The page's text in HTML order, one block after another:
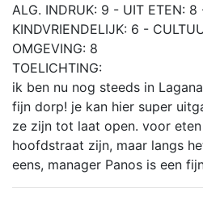
ALG. INDRUK: 9 - UIT ETEN:
KINDVRIENDELIJK: 6 -
OMGEVING: 8
TOELICHTING:
ik ben nu nog steeds in
fijn dorp! je kan hier super
ze zijn tot laat open. voor
hoofdstraat zijn, maar langs
eens, manager Panos is een